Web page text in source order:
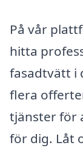
På vår
hitta
fasadtvätt i
flera
tjänster för
för dig. Låt